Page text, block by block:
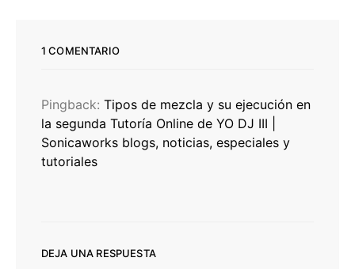
1 COMENTARIO
Pingback: Tipos de mezcla y su ejecución en
la segunda Tutoría Online de YO DJ III |
Sonicaworks blogs, noticias, especiales y
tutoriales
DEJA UNA RESPUESTA